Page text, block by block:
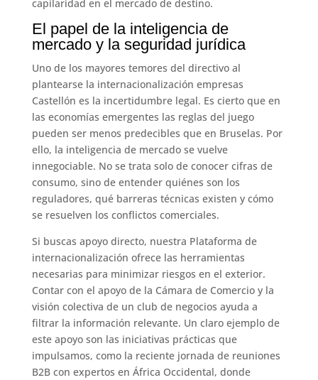
capilaridad en el mercado de destino.
El papel de la inteligencia de
mercado y la seguridad jurídica
Uno de los mayores temores del directivo al
plantearse la internacionalización empresas
Castellón es la incertidumbre legal. Es cierto que en
las economías emergentes las reglas del juego
pueden ser menos predecibles que en Bruselas. Por
ello, la inteligencia de mercado se vuelve
innegociable. No se trata solo de conocer cifras de
consumo, sino de entender quiénes son los
reguladores, qué barreras técnicas existen y cómo
se resuelven los conflictos comerciales.
Si buscas apoyo directo, nuestra Plataforma de
internacionalización ofrece las herramientas
necesarias para minimizar riesgos en el exterior.
Contar con el apoyo de la Cámara de Comercio y la
visión colectiva de un club de negocios ayuda a
filtrar la información relevante. Un claro ejemplo de
este apoyo son las iniciativas prácticas que
impulsamos, como la reciente jornada de reuniones
B2B con expertos en África Occidental, donde